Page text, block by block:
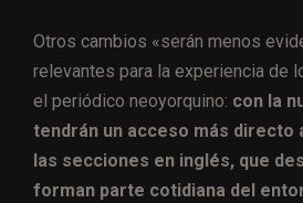
Otros cambios «serán menos
relevantes para la experiencia de
el periódico neoyorquino: con la
tendrán un acceso más directo
las secciones en inglés, que
forman parte cotidiana del